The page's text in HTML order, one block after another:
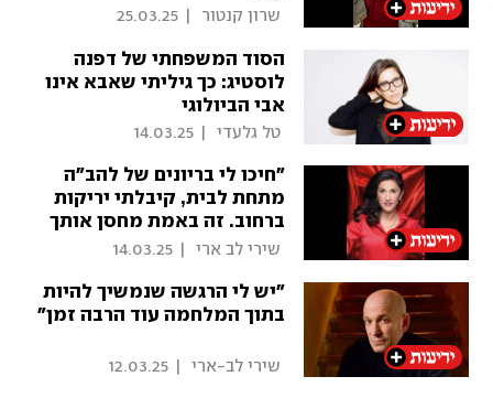
שרון קנטור 25.03.25
הסוד המשפחתי של דפנה
לוסטיג: כך גיליתי שאבא אינו
אבי הביולוגי
טל גלעדי 14.03.25
"חיכו לי בריונים של להב"ה
מתחת לבית, קיבלתי יריקות
ברחוב. זה באמת מחסן אותך
לכל החיים"
שירי לב ארי 14.03.25
"יש לי הרגשה שנמשיך להיות
בתוך המלחמה עוד הרבה זמן"
שירי לב-ארי 12.03.25